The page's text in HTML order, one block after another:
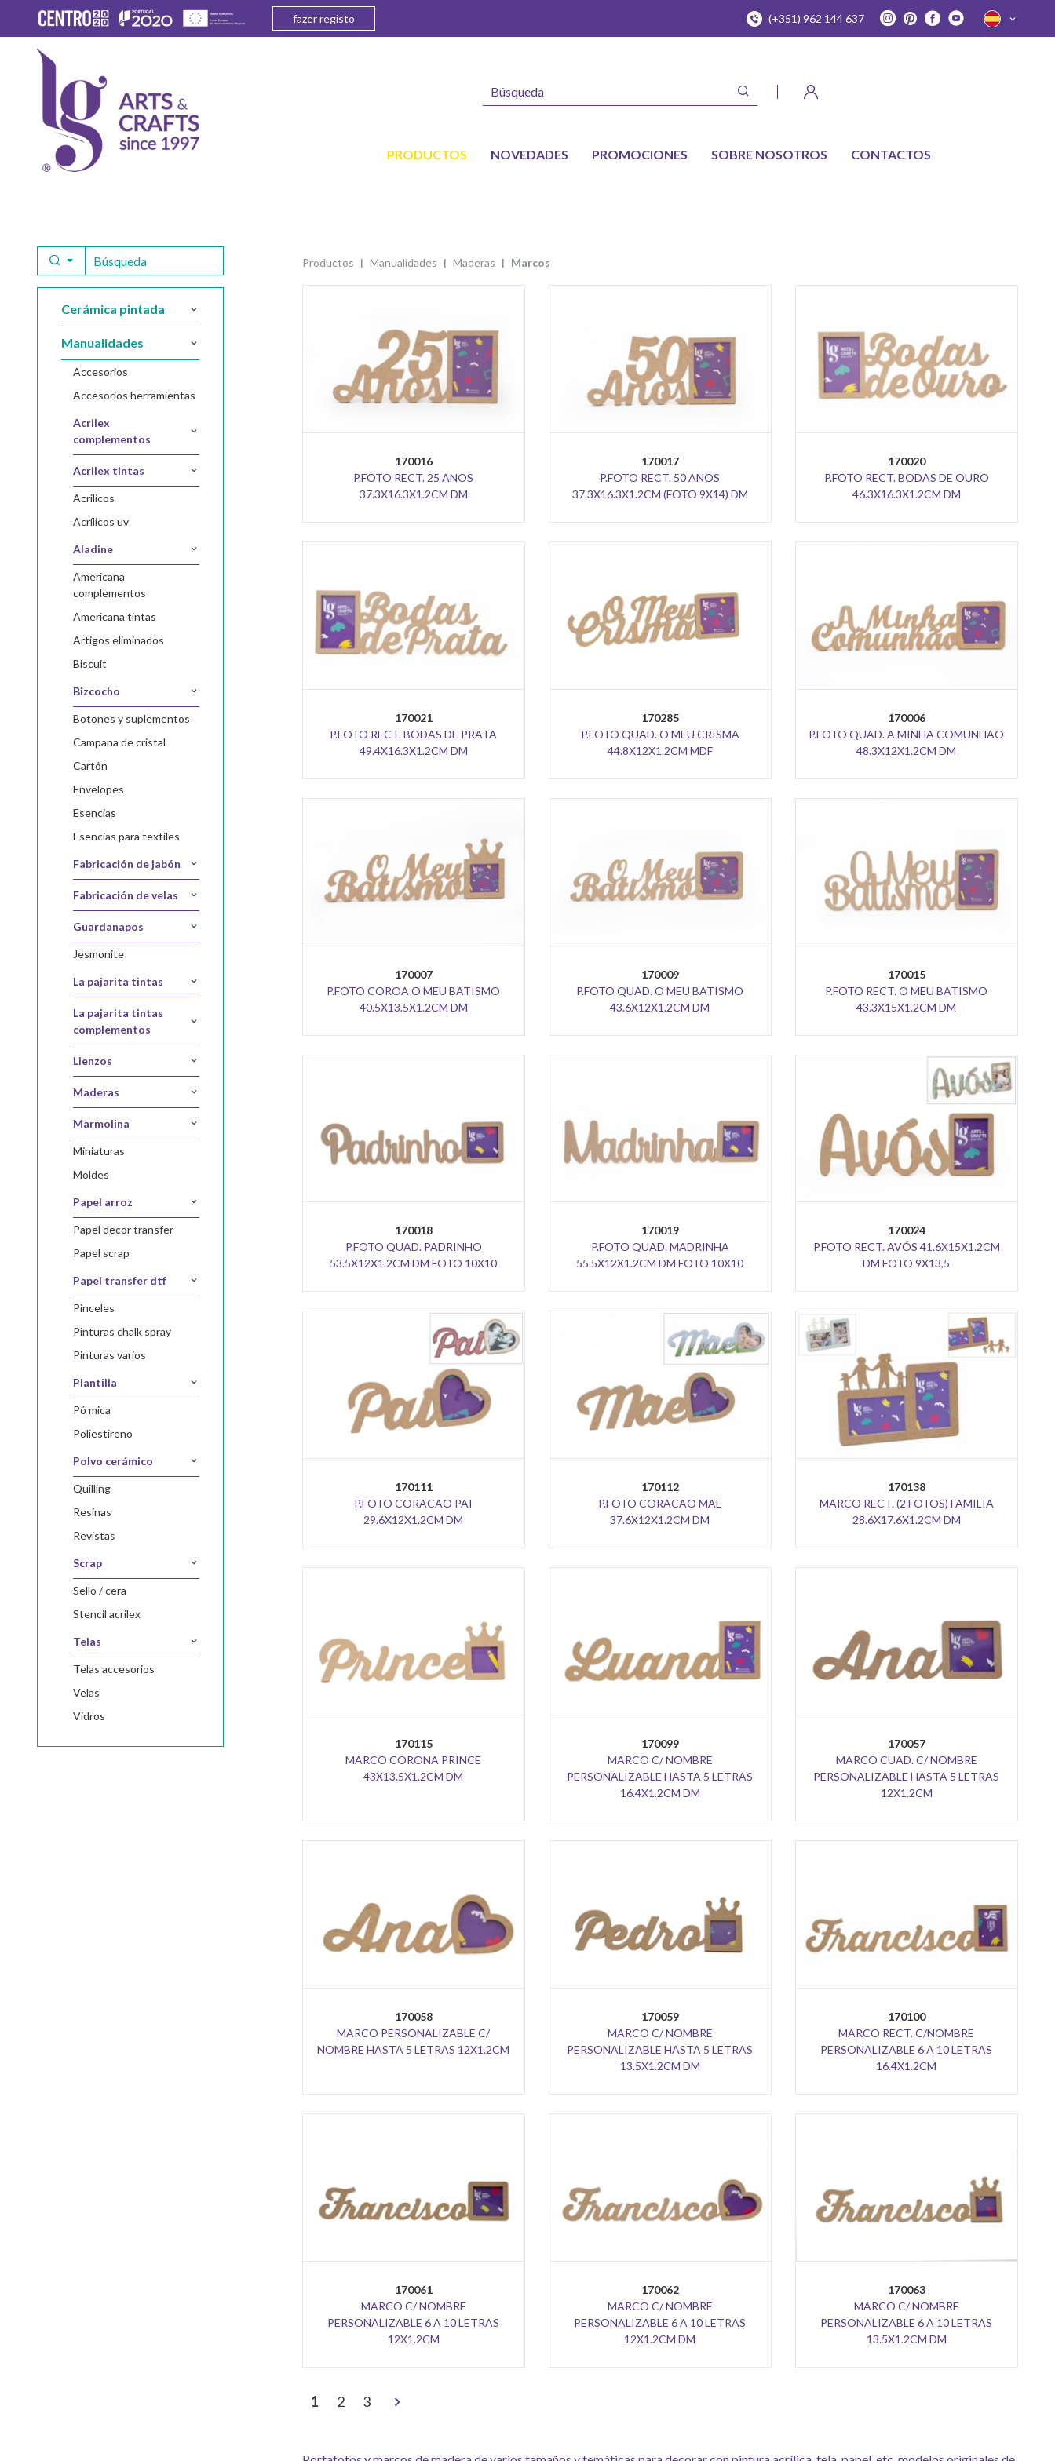
fazer registo (+351) 962 144 637
PRODUCTOS NOVEDADES PROMOCIONES SOBRE NOSOTROS CONTACTOS
cerámica pintada
manualidades
accesorios
accesorios herramientas
acrilex
complementos
acrilex tintas
acrilicos
acrílicos uv
aladine
americana
complementos
americana tintas
artigos eliminados
biscuit
bizcocho
botones y suplementos
campana de cristal
cartón
envelopes
esencias
esencias para textiles
fabricación de jabón
fabricación de velas
guardanapos
jesmonite
la pajarita tintas
la pajarita tintas
complementos
lienzos
maderas
marmolina
miniaturas
moldes
papel arroz
papel decor transfer
papel scrap
papel transfer dtf
pinceles
pinturas chalk spray
pinturas varios
plantilla
pó mica
poliestireno
polvo cerámico
quilling
resinas
revistas
scrap
sello / cera
stencil acrilex
telas
telas accesorios
velas
vidros
productos manualidades maderas marcos
170016
P.FOTO RECT. 25 ANOS
37.3X16.3X1.2CM DM
170017
P.FOTO RECT. 50 ANOS
37.3X16.3X1.2CM (FOTO 9X14) DM
170020
P.FOTO RECT. BODAS DE OURO
46.3X16.3X1.2CM DM
170021
P.FOTO RECT. BODAS DE PRATA
49.4X16.3X1.2CM DM
170285
P.FOTO QUAD. O MEU CRISMA
44.8X12X1.2CM MDF
170006
P.FOTO QUAD. A MINHA COMUNHAO
48.3X12X1.2CM DM
170007
P.FOTO COROA O MEU BATISMO
40.5X13.5X1.2CM DM
170009
P.FOTO QUAD. O MEU BATISMO
43.6X12X1.2CM DM
170015
P.FOTO RECT. O MEU BATISMO
43.3X15X1.2CM DM
170018
P.FOTO QUAD. PADRINHO
53.5X12X1.2CM DM FOTO 10X10
170019
P.FOTO QUAD. MADRINHA
55.5X12X1.2CM DM FOTO 10X10
170024
P.FOTO RECT. AVÓS 41.6X15X1.2CM
DM FOTO 9X13,5
170111
P.FOTO CORACAO PAI
29.6X12X1.2CM DM
170112
P.FOTO CORACAO MAE
37.6X12X1.2CM DM
170138
MARCO RECT. (2 FOTOS) FAMILIA
28.6X17.6X1.2CM DM
170115
MARCO CORONA PRINCE
43X13.5X1.2CM DM
170099
MARCO C/ NOMBRE
PERSONALIZABLE HASTA 5 LETRAS
16.4X1.2CM DM
170057
MARCO CUAD. C/ NOMBRE
PERSONALIZABLE HASTA 5 LETRAS
12X1.2CM
170058
MARCO PERSONALIZABLE C/
NOMBRE HASTA 5 LETRAS 12X1.2CM
170059
MARCO C/ NOMBRE
PERSONALIZABLE HASTA 5 LETRAS
13.5X1.2CM DM
170100
MARCO RECT. C/NOMBRE
PERSONALIZABLE 6 A 10 LETRAS
16.4X1.2CM
170061
MARCO C/ NOMBRE
PERSONALIZABLE 6 A 10 LETRAS
12X1.2CM
170062
MARCO C/ NOMBRE
PERSONALIZABLE 6 A 10 LETRAS
12X1.2CM DM
170063
MARCO C/ NOMBRE
PERSONALIZABLE 6 A 10 LETRAS
13.5X1.2CM DM
1 2 3